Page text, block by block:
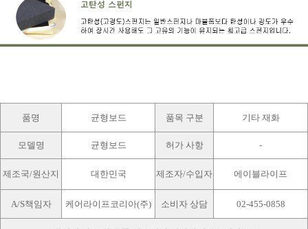
품명 균형보드 품목 구분 기타 재화
모델명 균형보드 허가 사항 -
제조국/원산지 대한민국 제조자/수입자 에이블라이프
A/S책임자 케어라이프코리아(주) 소비자 상담 02-455-0858